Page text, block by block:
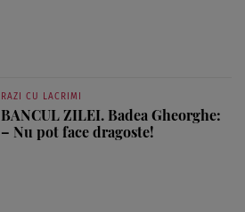
RAZI CU LACRIMI
BANCUL ZILEI. Badea Gheorghe:
– Nu pot face dragoste!